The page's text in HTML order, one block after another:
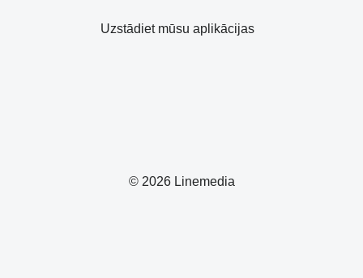
© 2026 Linemedia
Uzstādiet mūsu aplikācijas